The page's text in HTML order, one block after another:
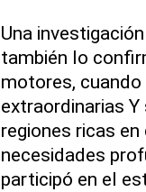
Una
también lo
motores,
extraordinarias
regiones ricas en
necesidades
participó en el